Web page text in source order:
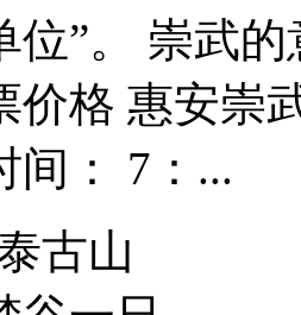
位”。 崇武
价格 惠安崇
间： 7：...